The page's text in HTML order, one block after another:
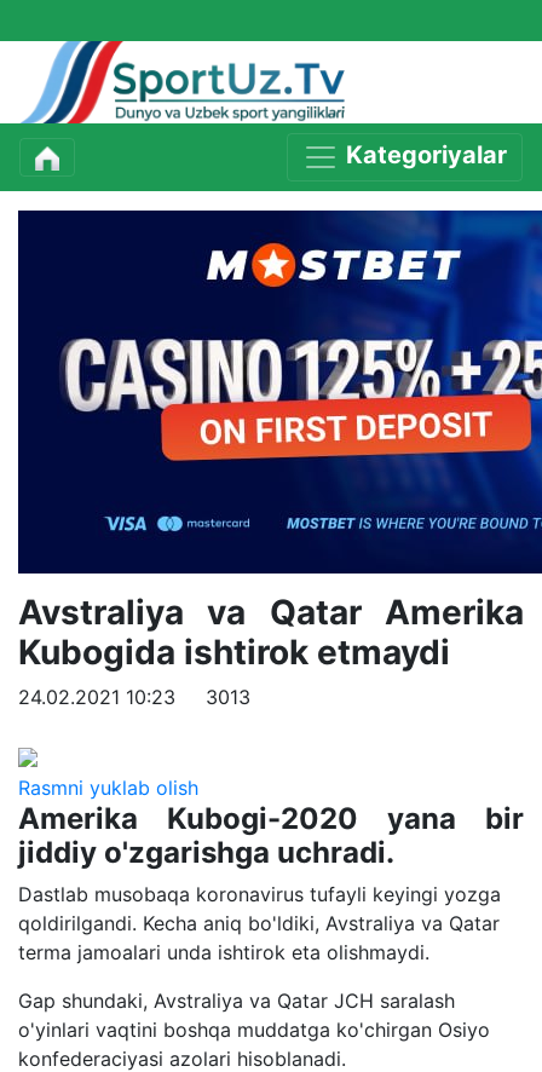
Kategoriyalar
Avstraliya va Qatar Amerika
Kubogida ishtirok etmaydi
24.02.2021 10:23 3013
Rasmni yuklab olish
Amerika Kubogi-2020 yana bir
jiddiy o'zgarishga uchradi.
Dastlab musobaqa koronavirus tufayli keyingi yozga
qoldirilgandi. Kecha aniq bo'ldiki, Avstraliya va Qatar
terma jamoalari unda ishtirok eta olishmaydi.
Gap shundaki, Avstraliya va Qatar JCH saralash
o'yinlari vaqtini boshqa muddatga ko'chirgan Osiyo
konfederaciyasi azolari hisoblanadi.